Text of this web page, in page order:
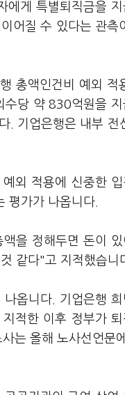
에게 특별퇴직금을 지
어질 수 있다는 관측
총액인건비 예외 적
수당 약 830억원을 지
. 기업은행은 내부 전
외 적용에 신중한 입
평가가 나옵니다.
을 정해두면 돈이 있
같다"고 지적했습니
옵니다. 기업은행 희
적한 이후 정부가 퇴
는 올해 노사선언문